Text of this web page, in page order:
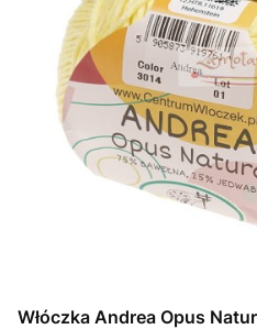
Włóczka Andrea Opus